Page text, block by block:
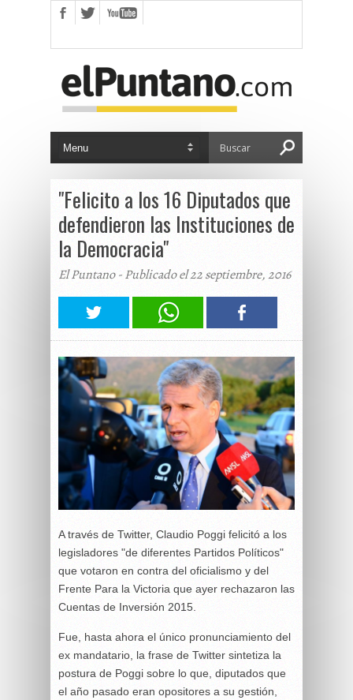
"Felicito a los 16 Diputados que
defendieron las Instituciones de
la Democracia"
El Puntano - Publicado el 22 septiembre, 2016
A través de Twitter, Claudio Poggi felicitó a los
legisladores "de diferentes Partidos Políticos"
que votaron en contra del oficialismo y del
Frente Para la Victoria que ayer rechazaron las
Cuentas de Inversión 2015.
Fue, hasta ahora el único pronunciamiento del
ex mandatario, la frase de Twitter sintetiza la
postura de Poggi sobre lo que, diputados que
el año pasado eran opositores a su gestión,